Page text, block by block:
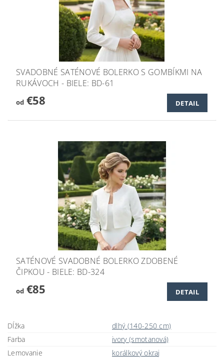
SVADOBNÉ SATÉNOVÉ BOLERKO S GOMBÍKMI NA
RUKÁVOCH - BIELE: BD-61
od€58 DETAIL
SATÉNOVÉ SVADOBNÉ BOLERKO ZDOBENÉ
ČIPKOU - BIELE: BD-324
od€85 DETAIL
Dĺžka
dlhý (140-250 cm)
Farba
ivory (smotanová)
Lemovanie
korálkový okraj